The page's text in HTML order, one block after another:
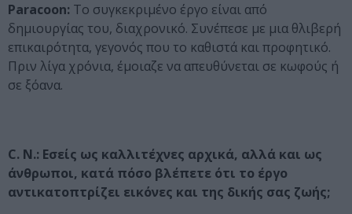
Paracoon: Το συγκεκριμένο έργο είναι από
δημιουργίας του, διαχρονικό. Συνέπεσε με μια θλιβερή
επικαιρότητα, γεγονός που το καθιστά και προφητικό.
Πριν λίγα χρόνια, έμοιαζε να απευθύνεται σε κωφούς ή
σε ξόανα.
C. N.: Εσείς ως καλλιτέχνες αρχικά, αλλά και ως
άνθρωποι, κατά πόσο βλέπετε ότι το έργο
αντικατοπτρίζει εικόνες και της δικής σας ζωής;